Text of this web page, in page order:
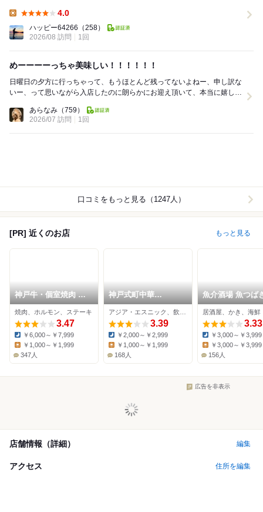
4.0
ハッピー64266 （258）
2026/08 訪問
1回
めーーーーっちゃ美味しい！！！！！！
日曜日の夕方に行っちゃって、もうほとんど残ってないよねー、申し訳な
いー、って思いながら入店したのに朗らかにお迎え頂いて、本当に嬉しか
あらなみ （759）
2026/07 訪問
1回
口コミをもっと見る（1247人）
[PR] 近くのお店 もっと見る
神戸牛・個室焼肉 大
長今 三宮総本店
焼肉、ホルモン、ステーキ
3.47
Dinner:
￥6,000～￥7,999
￥1,000～￥1,999
347人
神戸式町中華
PAPEPO
3.39
Dinner:
￥2,000～￥2,999
￥1,000～￥1,999
168人
魚介酒場 魚つば
居酒屋、かき、海鮮
3.33
Dinner:
￥3,000～￥3,999
￥3,000～￥3,999
156人
広告を非表示
店舗情報（詳細） 編集
アクセス 住所を編集